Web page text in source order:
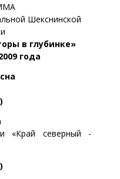
Шекснинской
в глубинке»
года
«Край северный -